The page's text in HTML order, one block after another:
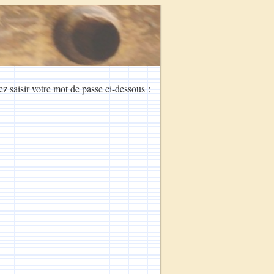
saisir votre mot de passe ci-dessous :